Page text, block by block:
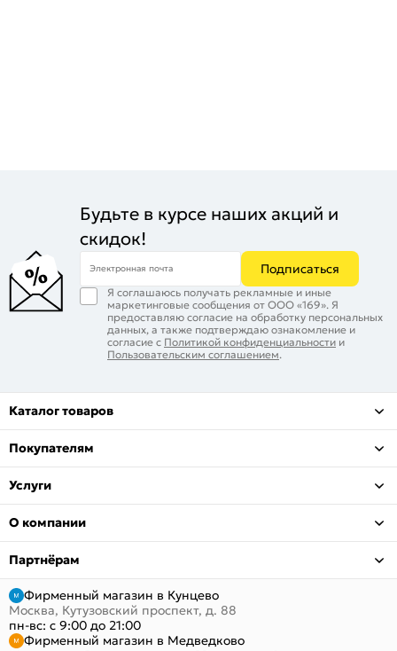
Будьте в курсе наших акций и
скидок!
Электронная почта Подписаться
Я соглашаюсь получать рекламные и иные
маркетинговые сообщения от ООО «169». Я
предоставляю согласие на обработку персональных
данных, а также подтверждаю ознакомление и
согласие с Политикой конфиденциальности и
Пользовательским соглашением.
Каталог товаров
Покупателям
Услуги
О компании
Партнёрам
Фирменный магазин в Кунцево
Москва, Кутузовский проспект, д. 88
пн-вс: с 9:00 до 21:00
Фирменный магазин в Медведково